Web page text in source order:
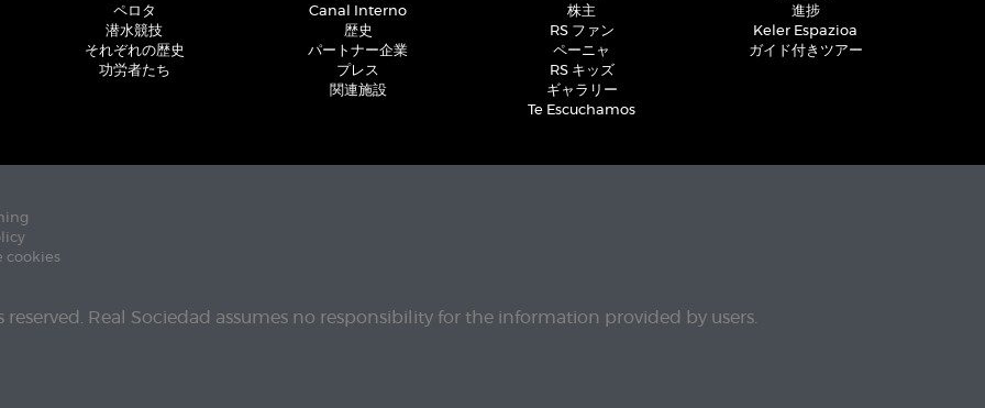
ペロタ
潜水競技
それぞれの歴史
功労者たち
Canal Interno
歴史
パートナー企業
プレス
関連施設
株主
RS ファン
ペーニャ
RS キッズ
ギャラリー
Te Escuchamos
進捗
Keler Espazioa
ガイド付きツアー
cookies
reserved. Real Sociedad assumes no responsibility for the information provided by users.